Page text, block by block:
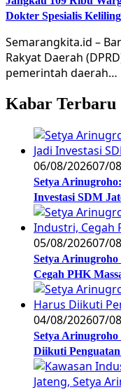
Dokter Spesialis
Semarangkita.id –
Rakyat Daerah
pemerintah daerah…
Kabar Terbaru
06/08/202607/
Setya
Investasi SDM
05/08/202607/
Setya
Cegah PHK
04/08/202607/
Setya
Diikuti